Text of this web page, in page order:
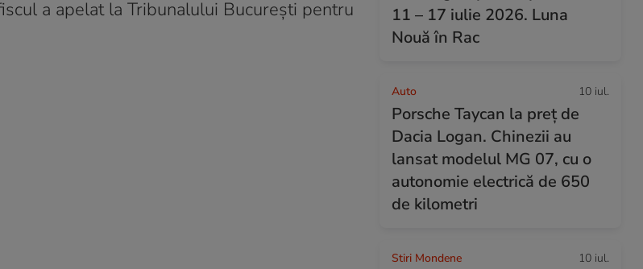
a apelat la Tribunalului București pentru
11 – 17 iulie 2026. Luna
Nouă în Rac
Auto 10 iul.
Porsche Taycan la preț de
Dacia Logan. Chinezii au
lansat modelul MG 07, cu o
autonomie electrică de 650
de kilometri
Stiri Mondene 10 iul.